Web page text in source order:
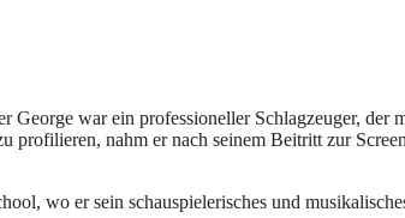
war ein professioneller Schlagzeuger, der
nahm er nach seinem Beitritt zur
wo er sein schauspielerisches und